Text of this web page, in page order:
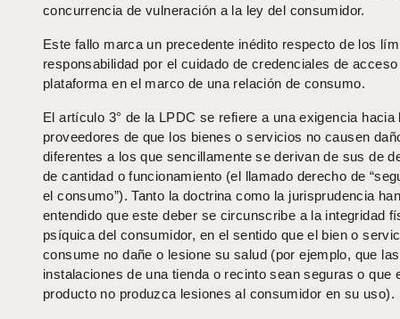
concurrencia de vulneración a la ley del consumidor.
Este fallo marca un precedente inédito respecto de los
responsabilidad por el cuidado de credenciales de
plataforma en el marco de una relación de consumo.
El artículo 3° de la LPDC se refiere a una exigencia hacia
proveedores de que los bienes o servicios no causen
diferentes a los que sencillamente se derivan de sus de
de cantidad o funcionamiento (el llamado derecho de
el consumo”). Tanto la doctrina como la jurisprudencia
entendido que este deber se circunscribe a la integridad
psíquica del consumidor, en el sentido que el bien o
consume no dañe o lesione su salud (por ejemplo, que las
instalaciones de una tienda o recinto sean seguras o que
producto no produzca lesiones al consumidor en su uso).